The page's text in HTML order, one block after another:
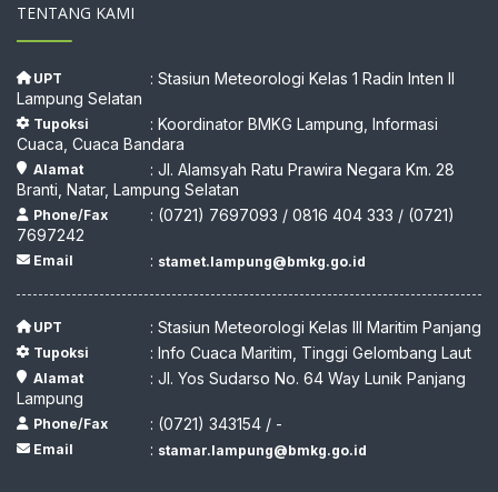
TENTANG KAMI
UPT
: Stasiun Meteorologi Kelas 1 Radin Inten II
Lampung Selatan
Tupoksi
: Koordinator BMKG Lampung, Informasi
Cuaca, Cuaca Bandara
Alamat
: Jl. Alamsyah Ratu Prawira Negara Km. 28
Branti, Natar, Lampung Selatan
Phone/Fax
: (0721) 7697093 / 0816 404 333 / (0721)
7697242
Email : stamet.lampung@bmkg.go.id
UPT : Stasiun Meteorologi Kelas III Maritim Panjang
Tupoksi : Info Cuaca Maritim, Tinggi Gelombang Laut
Alamat
: Jl. Yos Sudarso No. 64 Way Lunik Panjang
Lampung
Phone/Fax : (0721) 343154 / -
Email : stamar.lampung@bmkg.go.id